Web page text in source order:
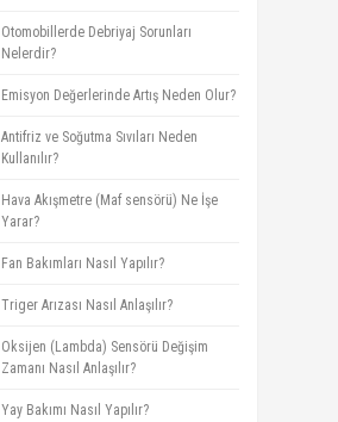
Otomobillerde Debriyaj Sorunları
Nelerdir?
Emisyon Değerlerinde Artış Neden Olur?
Antifriz ve Soğutma Sıvıları Neden
Kullanılır?
Hava Akışmetre (Maf sensörü) Ne İşe
Yarar?
Fan Bakımları Nasıl Yapılır?
Triger Arızası Nasıl Anlaşılır?
Oksijen (Lambda) Sensörü Değişim
Zamanı Nasıl Anlaşılır?
Yay Bakımı Nasıl Yapılır?